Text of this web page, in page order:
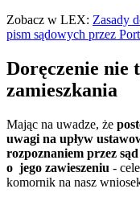
Zobacz w LEX: Zasady
pism sądowych przez
Doręczenie nie
zamieszkania
Mając na uwadze, że
uwagi na upływ
rozpoznaniem przez
o jego zawieszeniu -
komornik na nasz